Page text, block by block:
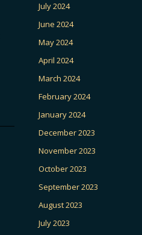
July 2024
June 2024
May 2024
April 2024
March 2024
February 2024
January 2024
December 2023
November 2023
October 2023
September 2023
August 2023
July 2023